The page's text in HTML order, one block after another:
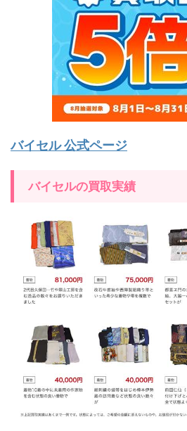
バイセル 公式ページ
バイセルの買取実績